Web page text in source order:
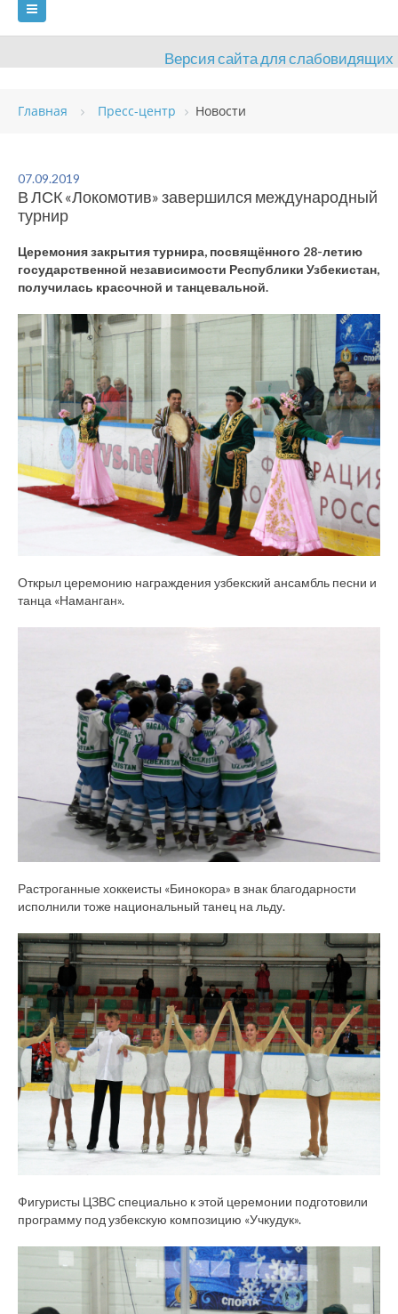
Версия сайта для слабовидящих
ГЛАВНАЯ
ВИДЫ СПОРТА
ОБЪЕКТЫ
ОЦЕНКА КАЧЕСТВА ОБРАЗОВАНИЯ ВАКАНСИИ
ПЛАТНЫЕ УСЛУГИ КОНТАКТЫ
Главная Пресс-центр Новости
07.09.2019
В ЛСК «Локомотив» завершился международный
турнир
Церемония закрытия турнира, посвящённого 28-летию
государственной независимости Республики Узбекистан,
получилась красочной и танцевальной.
Открыл церемонию награждения узбекский ансамбль песни и
танца «Наманган».
Растроганные хоккеисты «Бинокора» в знак благодарности
исполнили тоже национальный танец на льду.
Фигуристы ЦЗВС специально к этой церемонии подготовили
программу под узбекскую композицию «Учкудук».